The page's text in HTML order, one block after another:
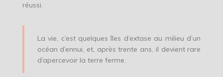
réussi.
La vie, c’est quelques îles d’extase au milieu d’un
océan d’ennui, et, après trente ans, il devient rare
d’apercevoir la terre ferme.